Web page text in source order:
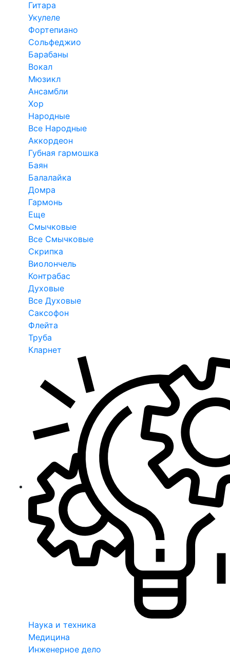
Гитара
Укулеле
Фортепиано
Сольфеджио
Барабаны
Вокал
Мюзикл
Ансамбли
Хор
Народные
Все Народные
Аккордеон
Губная гармошка
Баян
Балалайка
Домра
Гармонь
Еще
Смычковые
Все Смычковые
Скрипка
Виолончель
Контрабас
Духовые
Все Духовые
Саксофон
Флейта
Труба
Кларнет
Наука и техника
Медицина
Инженерное дело